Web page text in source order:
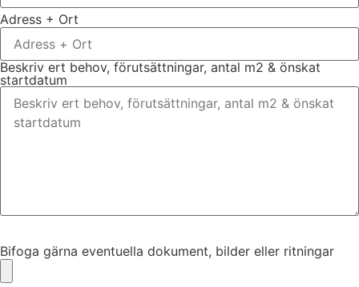
Adress + Ort
Beskriv ert behov, förutsättningar, antal m2 & önskat
startdatum
Bifoga gärna eventuella dokument, bilder eller ritningar